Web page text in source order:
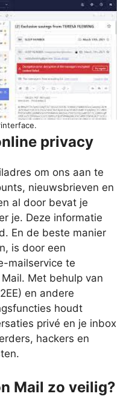
privacy
om ons aan te
nieuwsbrieven en
al door bevat je
je. Deze informatie
En de beste manier
is door een
mailservice te
Met behulp van
en andere
houdt
privé en je inbox
hackers en
Mail zo veilig?